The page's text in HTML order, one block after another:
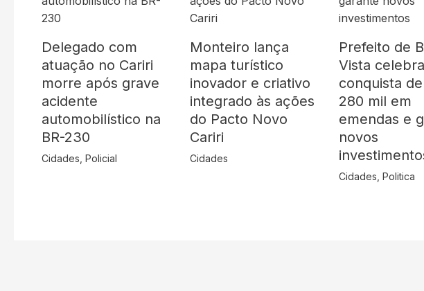
Delegado com
atuação no Cariri
morre após grave
acidente
automobilístico na
BR-230
Cidades Policial
Monteiro lança
mapa turístico
inovador e criativo
integrado às ações
do Pacto Novo
Cariri
Cidades
Prefeito de
Vista celebra
conquista
280 mil em
emendas e
novos
Cidades Politica